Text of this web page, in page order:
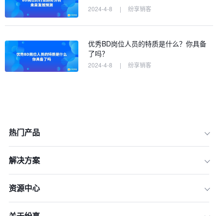
2024-4-8 | 纷享销客
优秀BD岗位人员的特质是什么？你具备
了吗？
2024-4-8 | 纷享销客
热门产品
解决方案
资源中心